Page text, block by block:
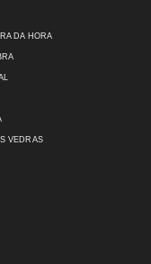
DA HORA
VEDRAS